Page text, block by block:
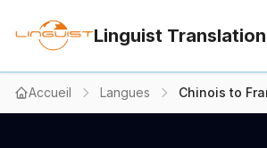
Linguist Translation
Accueil Langues Chinois to